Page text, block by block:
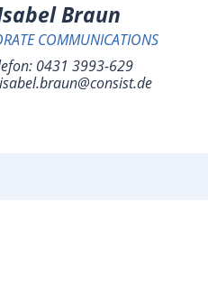
Braun
COMMUNICATIONS
0431 3993-629
isabel.braun@consist.de